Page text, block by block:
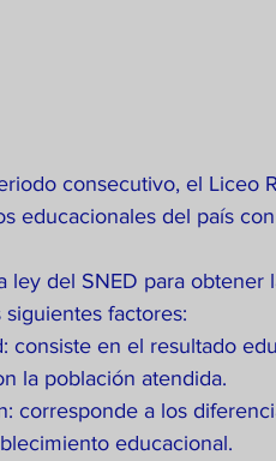
consecutivo, el Liceo
educacionales del país
ley del SNED para
factores:
consiste en el resultado
la población atendida.
corresponde a los
educacional.